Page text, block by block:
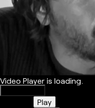
Video Player is loading.
Play